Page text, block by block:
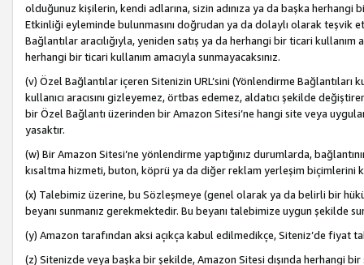
olduğunuz kişilerin, kendi adlarına, sizin adınıza ya da başka herhangi
Etkinliği eyleminde bulunmasını doğrudan ya da dolaylı olarak teşvik
Bağlantılar aracılığıyla, yeniden satış ya da herhangi bir ticari
herhangi bir ticari kullanım amacıyla sunmayacaksınız.
(v) Özel Bağlantılar içeren Sitenizin URL’sini (Yönlendirme Bağlantıları
kullanıcı aracısını gizleyemez, örtbas edemez, aldatıcı şekilde
bir Özel Bağlantı üzerinden bir Amazon Sitesi’ne hangi site veya
yasaktır.
(w) Bir Amazon Sitesi’ne yönlendirme yaptığınız durumlarda,
kısaltma hizmeti, buton, köprü ya da diğer reklam yerleşim biçimlerini
(x) Talebimiz üzerine, bu Sözleşmeye (genel olarak ya da belirli bir
beyanı sunmanız gerekmektedir. Bu beyanı talebimize uygun şekilde
(y) Amazon tarafından aksi açıkça kabul edilmedikçe, Siteniz’de fiyat
(z) Sitenizde veya başka bir şekilde, Amazon Sitesi dışında herhangi